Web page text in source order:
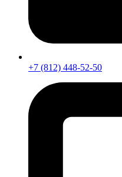
+7 (812) 448-52-50